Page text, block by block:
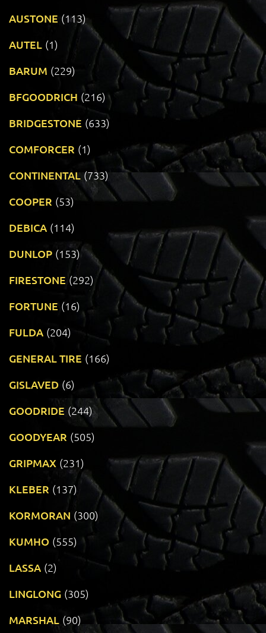
AUSTONE (113)
AUTEL (1)
BARUM (229)
BFGOODRICH (216)
BRIDGESTONE (633)
COMFORCER (1)
CONTINENTAL (733)
COOPER (53)
DEBICA (114)
DUNLOP (153)
FIRESTONE (292)
FORTUNE (16)
FULDA (204)
GENERAL TIRE (166)
GISLAVED (6)
GOODRIDE (244)
GOODYEAR (505)
GRIPMAX (231)
KLEBER (137)
KORMORAN (300)
KUMHO (555)
LASSA (2)
LINGLONG (305)
MARSHAL (90)